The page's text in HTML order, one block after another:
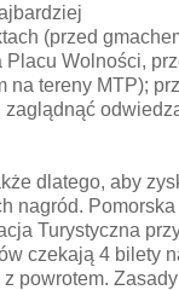
(przed
Placu Wolności,
na tereny MTP);
zaglądnąć
dlatego, aby
nagród. Pomorska
Turystyczna
czekają 4 bilety
powrotem.